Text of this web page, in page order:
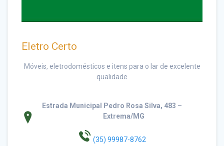
Eletro Certo
Móveis, eletrodomésticos e itens para o lar de excelente
qualidade
Estrada Municipal Pedro Rosa Silva, 483 –
Extrema/MG
(35) 99987-8762